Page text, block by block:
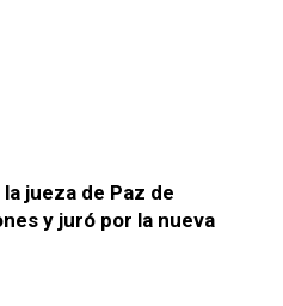
jueza de Paz de
y juró por la nueva